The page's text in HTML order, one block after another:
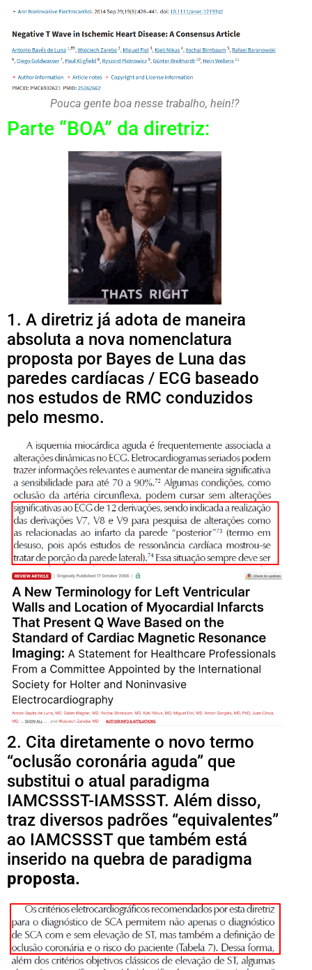
Pouca gente boa nesse trabalho, hein!?
Parte “BOA” da diretriz:
1. A diretriz já adota de maneira
absoluta a nova nomenclatura
proposta por Bayes de Luna das
paredes cardíacas / ECG baseado
nos estudos de RMC conduzidos
pelo mesmo.
2. Cita diretamente o novo termo
“oclusão coronária aguda” que
substitui o atual paradigma
IAMCSSST-IAMSSST. Além disso,
traz diversos padrões “equivalentes”
ao IAMCSSST que também está
inserido na quebra de paradigma
proposta.